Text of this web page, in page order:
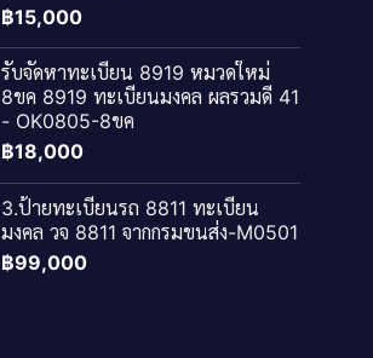
฿15,000
รับจัดหาทะเบียน 8919 หมวดใหม่
8ขค 8919 ทะเบียนมงคล ผลรวมดี 41
- OK0805-8ขค
฿18,000
3.ป้ายทะเบียนรถ 8811 ทะเบียน
มงคล วจ 8811 จากกรมขนส่ง-M0501
฿99,000